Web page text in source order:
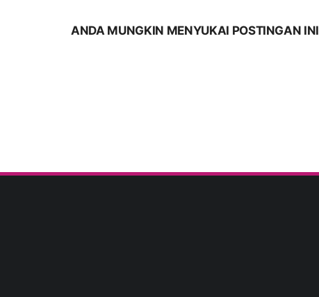
ANDA MUNGKIN MENYUKAI POSTINGAN INI